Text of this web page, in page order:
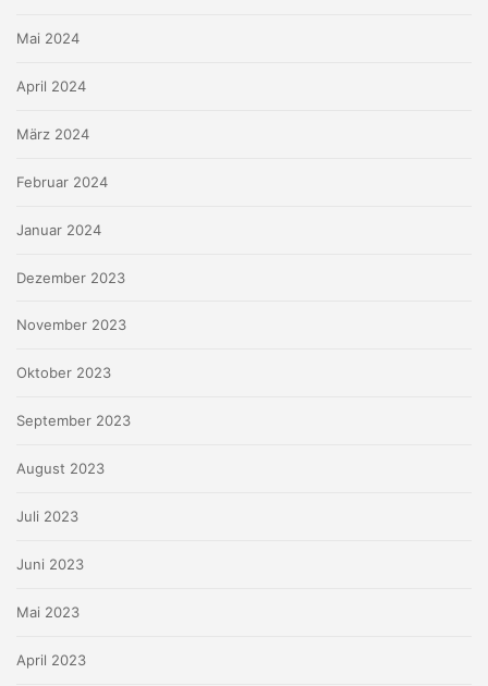
Mai 2024
April 2024
März 2024
Februar 2024
Januar 2024
Dezember 2023
November 2023
Oktober 2023
September 2023
August 2023
Juli 2023
Juni 2023
Mai 2023
April 2023